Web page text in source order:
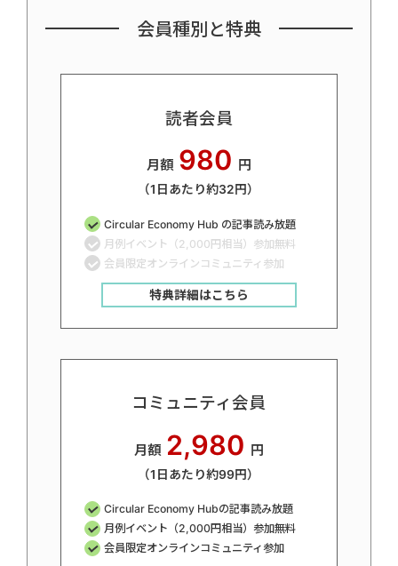
会員種別と特典
読者会員
月額 980 円
（1日あたり約32円）
Circular Economy Hub の記事読み放題
月例イベント（2,000円相当）参加無料
会員限定オンラインコミュニティ参加
特典詳細はこちら
コミュニティ会員
月額 2,980 円
（1日あたり約99円）
Circular Economy Hubの記事読み放題
月例イベント（2,000円相当）参加無料
会員限定オンラインコミュニティ参加